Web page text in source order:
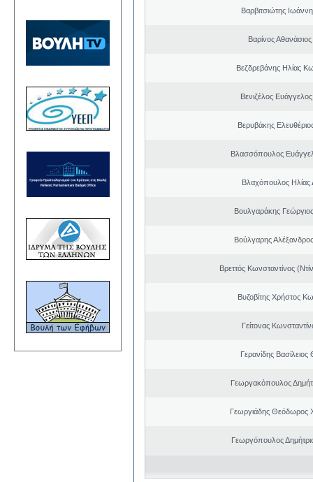
Βαρβιτσιώτης
Βαρίνος
Βεζδρεβάνης Ηλίας
Βενιζέλος
Βερυβάκης
Βλασσόπουλος
Βλαχόπουλος Ηλίας
Βουλγαράκης
Βούλγαρης
Βρεττός Κωνσταντίνος
Βυζοβίτης Χρήστος
Γείτονας
Γερανίδης
Γεωργακόπουλος
Γεωργιάδης Θεόδωρος
Γεωργόπουλος